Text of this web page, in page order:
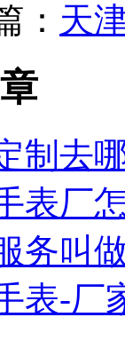
： 天
制去
表厂
务叫
表-厂